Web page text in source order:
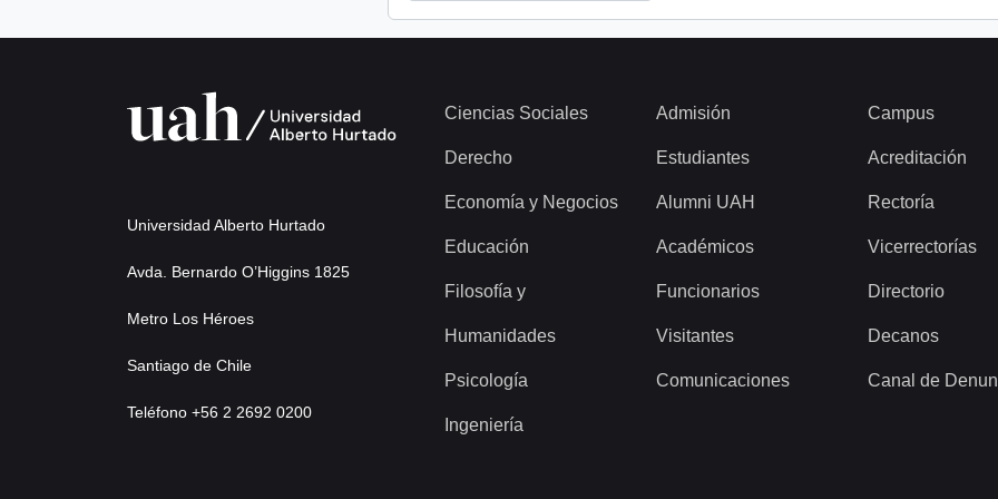
Universidad Alberto Hurtado
Avda. Bernardo O’Higgins 1825
Metro Los Héroes
Santiago de Chile
Teléfono +56 2 2692 0200
Ciencias Sociales
Derecho
Economía y Negocios
Educación
Filosofía y
Humanidades
Psicología
Ingeniería
Admisión
Estudiantes
Alumni UAH
Académicos
Funcionarios
Visitantes
Comunicaciones
Campus
Acreditación
Rectoría
Vicerrectorías
Directorio
Decanos
Canal de